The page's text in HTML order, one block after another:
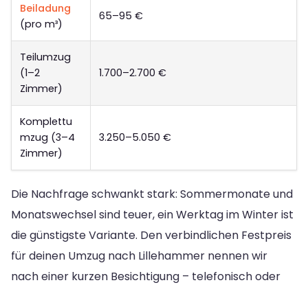
Beiladung
(pro m³)
65–95 €
Teilumzug
(1–2
Zimmer)
1.700–2.700 €
Komplettu
mzug (3–4
Zimmer)
3.250–5.050 €
Die Nachfrage schwankt stark: Sommermonate und
Monatswechsel sind teuer, ein Werktag im Winter ist
die günstigste Variante. Den verbindlichen Festpreis
für deinen Umzug nach Lillehammer nennen wir
nach einer kurzen Besichtigung – telefonisch oder